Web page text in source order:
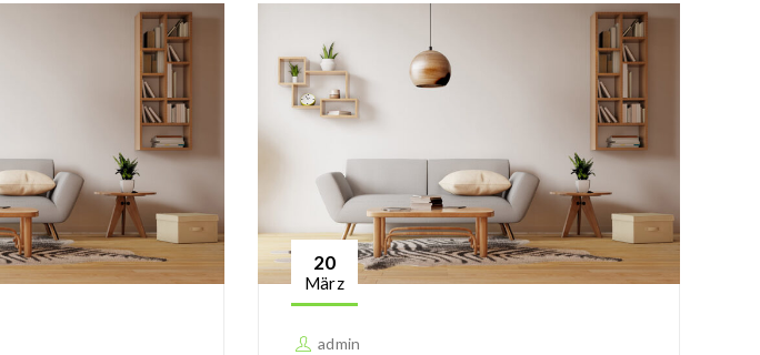
20
März
admin